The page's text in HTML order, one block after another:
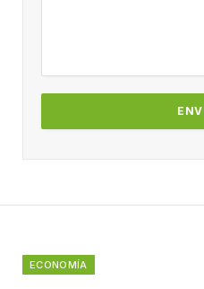
ECONOMÍA